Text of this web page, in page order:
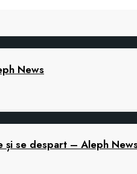
News
și se despart – Aleph